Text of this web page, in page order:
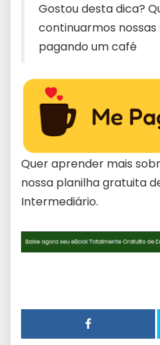
Gostou desta dica?
continuarmos nossas
pagando um café
Quer aprender mais
nossa planilha gratuita
Intermediário.